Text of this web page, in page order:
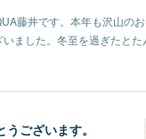
藤井です。本年も沢山の
いました。冬至を過ぎたと
ございます。